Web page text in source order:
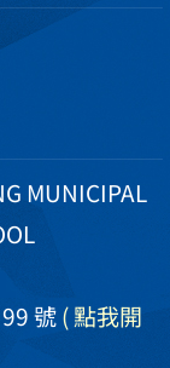
MUNICIPAL
號( 點我開